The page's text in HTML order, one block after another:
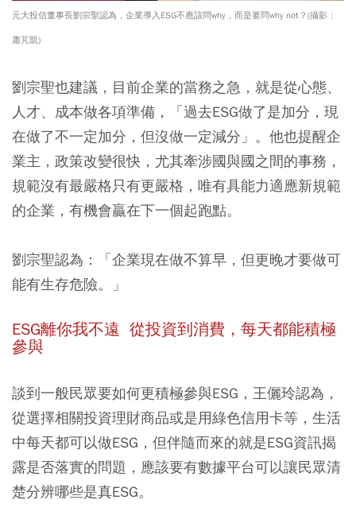
元大投信董事長劉宗聖認為，企業導入ESG不應該問why，而是要問why not？(攝影：
蕭芃凱)
劉宗聖也建議，目前企業的當務之急，就是從心態、
人才、成本做各項準備，「過去ESG做了是加分，現
在做了不一定加分，但沒做一定減分」。他也提醒企
業主，政策改變很快，尤其牽涉國與國之間的事務，
規範沒有最嚴格只有更嚴格，唯有具能力適應新規範
的企業，有機會贏在下一個起跑點。
劉宗聖認為：「企業現在做不算早，但更晚才要做可
能有生存危險。
」
ESG離你我不遠 從投資到消費，每天都能積極
參與
談到一般民眾要如何更積極參與ESG，王儷玲認為，
從選擇相關投資理財商品或是用綠色信用卡等，生活
中每天都可以做ESG ，但伴隨而來的就是ESG資訊揭
露是否落實的問題，應該要有數據平台可以讓民眾清
楚分辨哪些是真ESG。